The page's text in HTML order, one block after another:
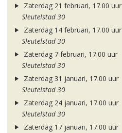
Zaterdag 21 februari, 17.00 uur
Sleutelstad 30
Zaterdag 14 februari, 17.00 uur
Sleutelstad 30
Zaterdag 7 februari, 17.00 uur
Sleutelstad 30
Zaterdag 31 januari, 17.00 uur
Sleutelstad 30
Zaterdag 24 januari, 17.00 uur
Sleutelstad 30
Zaterdag 17 januari, 17.00 uur